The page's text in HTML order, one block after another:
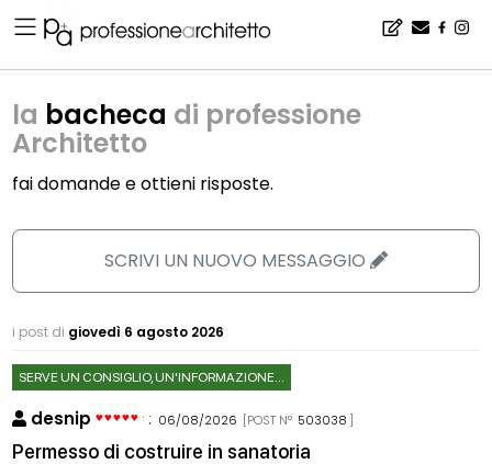
la bacheca di professione
Architetto
fai domande e ottieni risposte.
SCRIVI UN NUOVO MESSAGGIO
i post di giovedì 6 agosto 2026
SERVE UN CONSIGLIO, UN'INFORMAZIONE...
desnip : 06/08/2026 [POST N° 503038 ]
Permesso di costruire in sanatoria